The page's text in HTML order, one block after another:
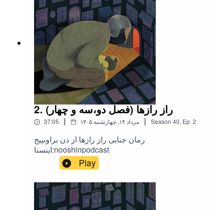
2. راز رازها (فصل دو،سه و چهار)
37:05 | ۱۴۰۵ مرداد ۱۴, چهارشنبه | Season 40, Ep.2
رمان جنایی راز رازها از دن براونپیج
اینستا:nooshinpodcast
Play